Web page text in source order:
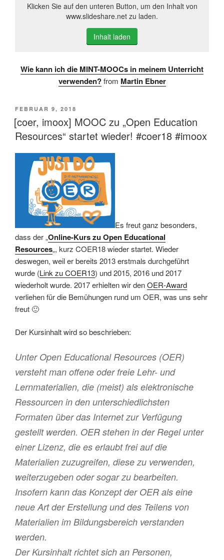
Klicken Sie auf den unteren Button, um den Inhalt von
www.slideshare.net zu laden.
Inhalt laden
Wie kann ich die MINT-MOOCs in meinem Unterricht
verwenden? from Martin Ebner
VERÖFFENTLICHT
AM
FEBRUAR 9, 2018
[coer, imoox] MOOC zu „Open Education
Resources“ startet wieder! #coer18 #imoox
Es freut ganz besonders,
dass der „Online-Kurs zu Open Educational
Resources„, kurz COER18 wieder startet. Wieder
deswegen, weil er bereits 2013 erstmals durchgeführt
wurde (Link zu COER13) und 2015, 2016 und 2017
wiederholt wurde. 2017 erhielten wir denOER-Award
verliehen für die Bemühungen rund um OER, was uns sehr
freut 🙂
Der Kursinhalt wird so beschrieben:
Unter Open Educational Resources (OER)
versteht man offene oder freie Lehr- und
Lernmaterialien, die (meist) als elektronische
Ressourcen in den unterschiedlichsten
Formaten über das Internet zur Verfügung
gestellt werden. OER stehen in der Regel unter
einer Lizenz, die es erlaubt frei auf die
Materialien zuzugreifen, diese zu verwenden,
weiterzugeben oder sogar zu bearbeiten.
Insofern kann das Konzept der OER als eine
neue Art der Erstellung und des Teilens von
Materialien im Bildungsbereich verstanden
werden.
Der Kursinhalt richtet sich an Personen,